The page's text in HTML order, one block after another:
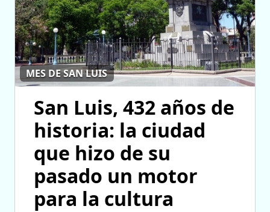
MES DE SAN LUIS
San Luis, 432 años de
historia: la ciudad
que hizo de su
pasado un motor
para la cultura